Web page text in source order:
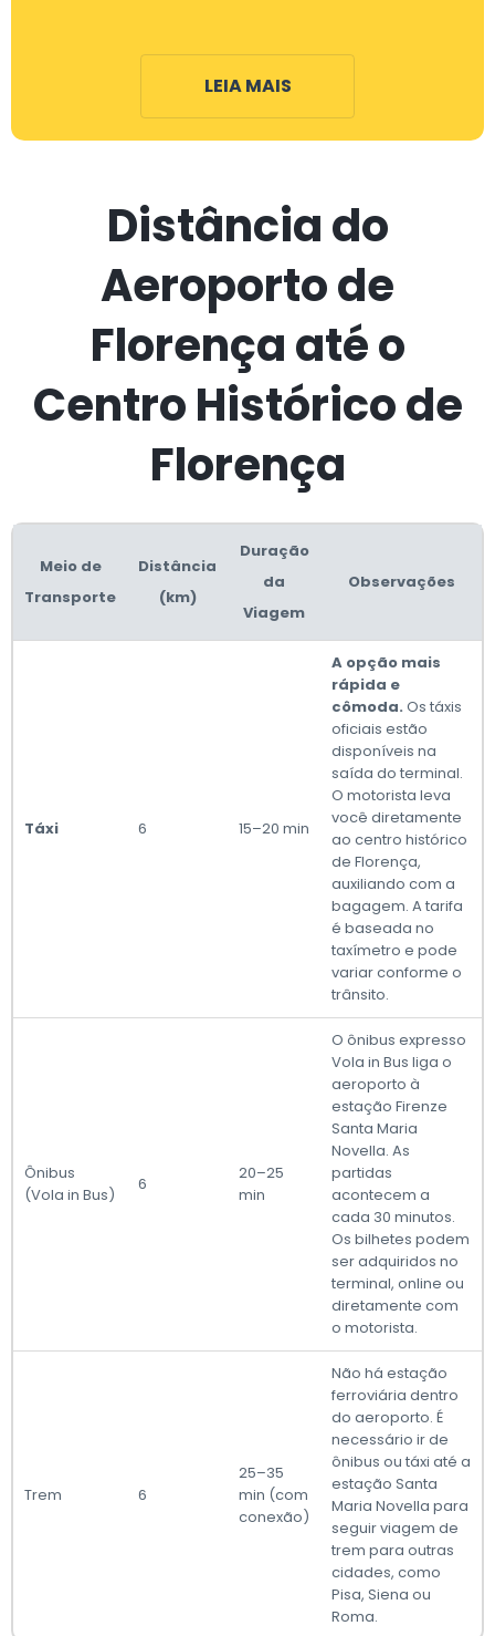
LEIA MAIS
Distância do
Aeroporto de
Florença até o
Centro Histórico de
Florença
Meio de
Transporte
Distância
(km)
Duração
da
Viagem
Observações
Táxi 6 15–20 min
A opção mais
rápida e
cômoda. Os táxis
oficiais estão
disponíveis na
saída do terminal.
O motorista leva
você diretamente
ao centro histórico
de Florença,
auxiliando com a
bagagem. A tarifa
é baseada no
taxímetro e pode
variar conforme o
trânsito.
Ônibus
(Vola in Bus)
6
20–25
min
O ônibus expresso
Vola in Bus liga o
aeroporto à
estação Firenze
Santa Maria
Novella. As
partidas
acontecem a
cada 30 minutos.
Os bilhetes podem
ser adquiridos no
terminal, online ou
diretamente com
o motorista.
Trem 6
25–35
min (com
conexão)
Não há estação
ferroviária dentro
do aeroporto. É
necessário ir de
ônibus ou táxi até a
estação Santa
Maria Novella para
seguir viagem de
trem para outras
cidades, como
Pisa, Siena ou
Roma.